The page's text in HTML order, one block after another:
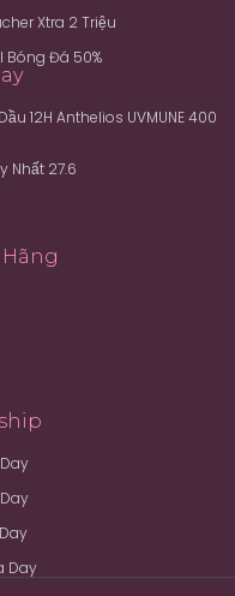
Xtra 2 Triệu
Bóng Đá 50%
12H Anthelios UVMUNE 400
Nhất 27.6
Day